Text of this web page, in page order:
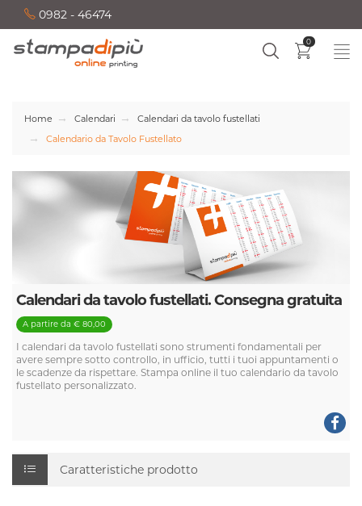
0982 - 46474
0
Home Calendari
Calendari da tavolo fustellati
Calendario da Tavolo Fustellato
Calendari da tavolo fustellati. Consegna gratuita
A partire da € 80,00
I calendari da tavolo fustellati sono strumenti fondamentali per
avere sempre sotto controllo, in ufficio, tutti i tuoi appuntamenti o
le scadenze da rispettare. Stampa online il tuo calendario da tavolo
fustellato personalizzato.
Caratteristiche prodotto